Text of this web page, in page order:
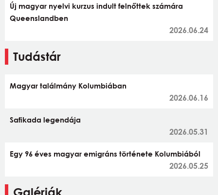
Új magyar nyelvi kurzus indult felnőttek számára
Queenslandben
2026.06.24
Tudástár
Magyar találmány Kolumbiában
2026.06.16
Safikada legendája
2026.05.31
Egy 96 éves magyar emigráns története Kolumbiából
2026.05.25
Galériák